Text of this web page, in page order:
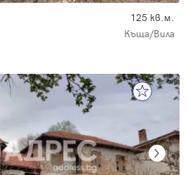
125 кв.м.
Къща/Вила